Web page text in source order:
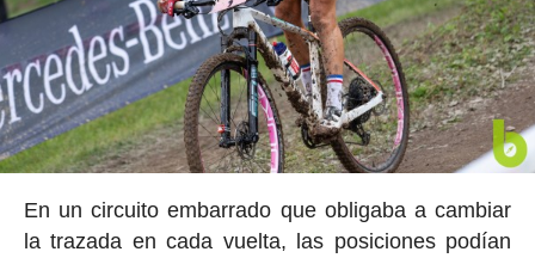
En un circuito embarrado que obligaba a cambiar
la trazada en cada vuelta, las posiciones podían